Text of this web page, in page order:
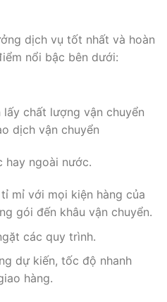
dịch vụ tốt nhất và hoàn
nổi bậc bên dưới:
chất lượng vận chuyển
dịch vận chuyển
hay ngoài nước.
mỉ với mọi kiện hàng của
gói đến khâu vận chuyển.
các quy trình.
dự kiến, tốc độ nhanh
hàng.